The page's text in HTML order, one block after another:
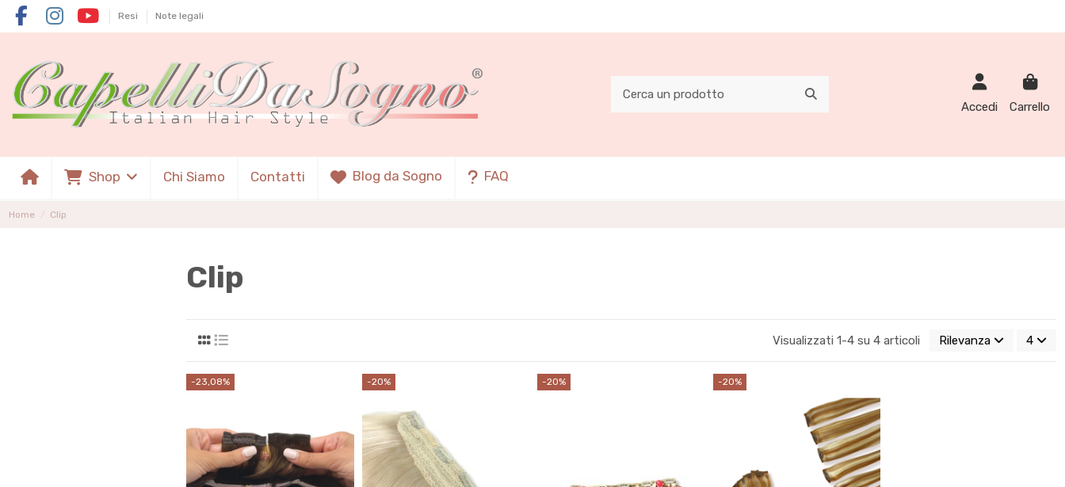
Resi Note legali
Accedi Carrello
Shop Chi Siamo Contatti Blog da Sogno FAQ
Home Clip
Clip
Visualizzati 1-4 su 4 articoli Rilevanza 4
-23,08% -20% -20% -20%